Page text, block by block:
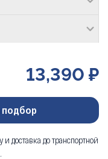
13,390 ₽
подбор
доставка до транспортной